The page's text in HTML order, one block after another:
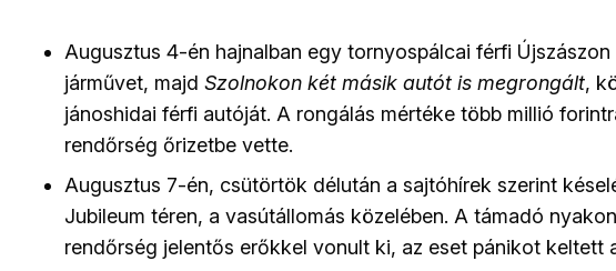
Augusztus 4-én hajnalban egy tornyospálcai férfi
járművet, majd Szolnokon két másik autót is megrongált,
jánoshidai férfi autóját. A rongálás mértéke több millió
rendőrség őrizetbe vette.
Augusztus 7-én, csütörtök délután a sajtóhírek szerint
Jubileum téren, a vasútállomás közelében. A támadó
rendőrség jelentős erőkkel vonult ki, az eset pánikot keltett